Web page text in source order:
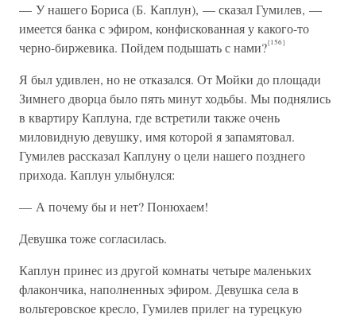
— У нашего Бориса (Б. Каплун), — сказал Гумилев, —
имеется банка с эфиром, конфискованная у какого-то
черно-биржевика. Пойдем подышать с нами?{156}
Я был удивлен, но не отказался. От Мойки до площади
Зимнего дворца было пять минут ходьбы. Мы поднялись
в квартиру Каплуна, где встретили также очень
миловидную девушку, имя которой я запамятовал.
Гумилев рассказал Каплуну о цели нашего позднего
прихода. Каплун улыбнулся:
— А почему бы и нет? Понюхаем!
Девушка тоже согласилась.
Каплун принес из другой комнаты четыре маленьких
флакончика, наполненных эфиром. Девушка села в
вольтеровское кресло, Гумилев прилег на турецкую